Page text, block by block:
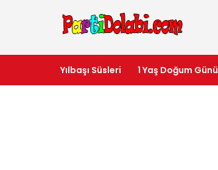
Yılbaşı Süsleri 1 Yaş Doğum Günü